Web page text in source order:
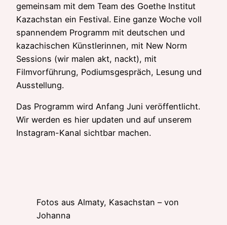
gemeinsam mit dem Team des Goethe Institut
Kazachstan ein Festival. Eine ganze Woche voll
spannendem Programm mit deutschen und
kazachischen Künstlerinnen, mit New Norm
Sessions (wir malen akt, nackt), mit
Filmvorführung, Podiumsgespräch, Lesung und
Ausstellung.
Das Programm wird Anfang Juni veröffentlicht.
Wir werden es hier updaten und auf unserem
Instagram-Kanal sichtbar machen.
Fotos aus Almaty, Kasachstan – von
Johanna